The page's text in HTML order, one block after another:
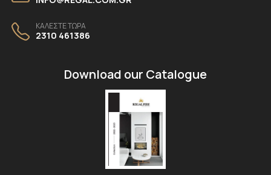
ΚΑΛΕΣΤΕ ΤΩΡΑ
2310 461386
Download our Catalogue